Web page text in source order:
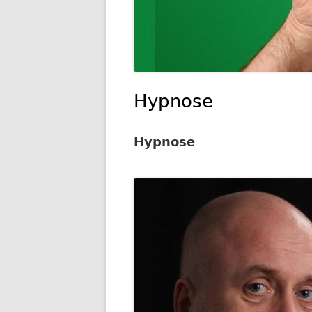
Hypnose
Hypnose